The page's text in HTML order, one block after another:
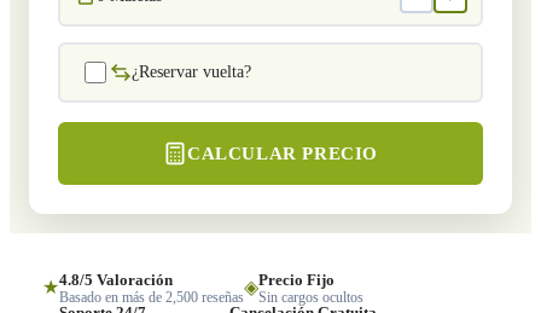
¿Reservar vuelta?
CALCULAR PRECIO
★4.8/5 Valoración
Basado en más de 2,500 reseñas◈Precio Fijo
Sin cargos ocultos